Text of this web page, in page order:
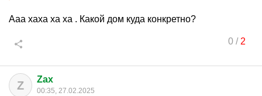
Ааа хаха ха ха . Какой дом куда конкретно?
0/ 2
Z Zax
00:35, 27.02.2025